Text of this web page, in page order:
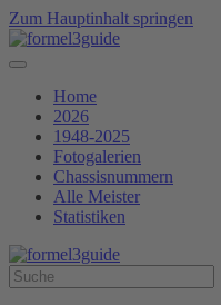
Zum Hauptinhalt springen
Home
2026
1948-2025
Fotogalerien
Chassisnummern
Alle Meister
Statistiken